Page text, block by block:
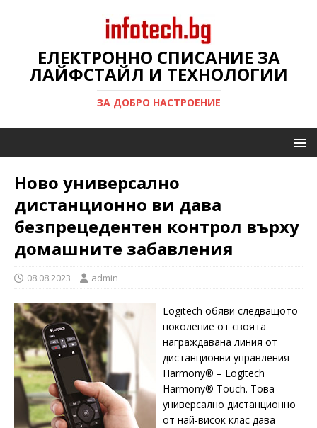
ЕЛЕКТРОННО СПИСАНИЕ ЗА
ЛАЙФСТАЙЛ И ТЕХНОЛОГИИ
ЗА ДОБРО НАСТРОЕНИЕ
Ново универсално
дистанционно ви дава
безпрецедентен контрол върху
домашните забавления
08.08.2023 admin
Logitech обяви следващото
поколение от своята
награждавана линия от
дистанционни управления
Harmony® – Logitech
Harmony® Touch. Това
универсално дистанционно
от най-висок клас дава